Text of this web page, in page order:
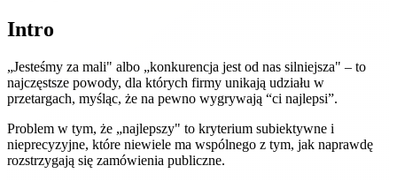
Intro
„Jesteśmy za mali" albo „konkurencja jest od nas silniejsza" – to
najczęstsze powody, dla których firmy unikają udziału w
przetargach, myśląc, że na pewno wygrywają “ci najlepsi”.
Problem w tym, że „najlepszy" to kryterium subiektywne i
nieprecyzyjne, które niewiele ma wspólnego z tym, jak naprawdę
rozstrzygają się zamówienia publiczne.